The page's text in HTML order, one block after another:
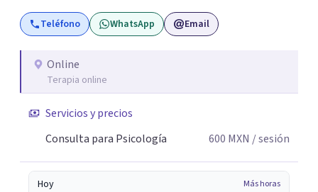
vida. Será un gusto acompañarte en este proceso. Quedo
atento para resolver cualquier duda y acordar una cita. Un
Teléfono WhatsApp Email
Online
Terapia online
Servicios y precios
Consulta para Psicología
600 MXN / sesión
Hoy Más horas